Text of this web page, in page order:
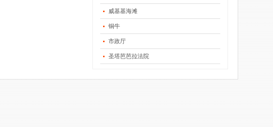
威基基海滩
铜牛
市政厅
圣塔芭芭拉法院